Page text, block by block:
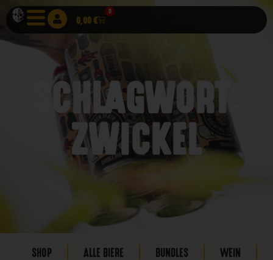
0,00€
0
SCHLAGWORT:
ZWICKEL
SHOP ALLE BIERE BUNDLES WEIN